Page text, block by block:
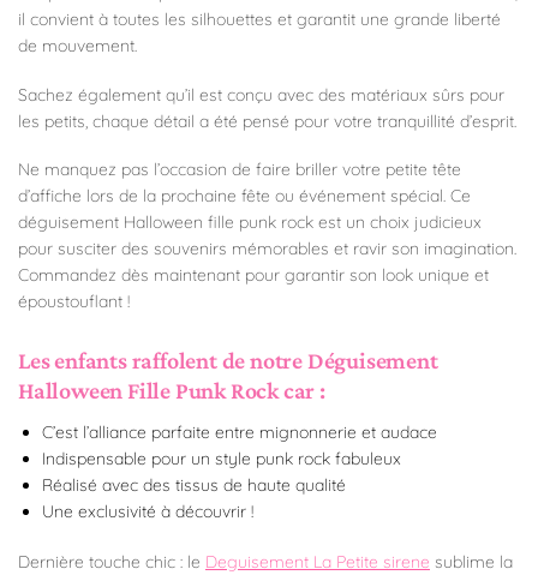
il convient à toutes les silhouettes et garantit une grande liberté
de mouvement.
Sachez également qu’il est conçu avec des matériaux sûrs pour
les petits, chaque détail a été pensé pour votre tranquillité d’esprit.
Ne manquez pas l’occasion de faire briller votre petite tête
d’affiche lors de la prochaine fête ou événement spécial. Ce
déguisement Halloween fille punk rock est un choix judicieux
pour susciter des souvenirs mémorables et ravir son imagination.
Commandez dès maintenant pour garantir son look unique et
époustouflant !
Les enfants raffolent de notre Déguisement
Halloween Fille Punk Rock car :
C’est l’alliance parfaite entre mignonnerie et audace
Indispensable pour un style punk rock fabuleux
Réalisé avec des tissus de haute qualité
Une exclusivité à découvrir !
Dernière touche chic : le Deguisement La Petite sirene sublime la